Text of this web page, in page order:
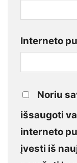
Interneto
Noriu
išsaugoti
interneto
įvesti iš